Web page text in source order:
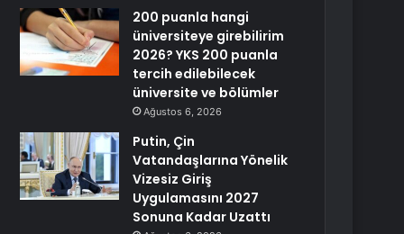
200 puanla hangi
üniversiteye girebilirim
2026? YKS 200 puanla
tercih edilebilecek
üniversite ve bölümler
Ağustos 6, 2026
Putin, Çin
Vatandaşlarına Yönelik
Vizesiz Giriş
Uygulamasını 2027
Sonuna Kadar Uzattı